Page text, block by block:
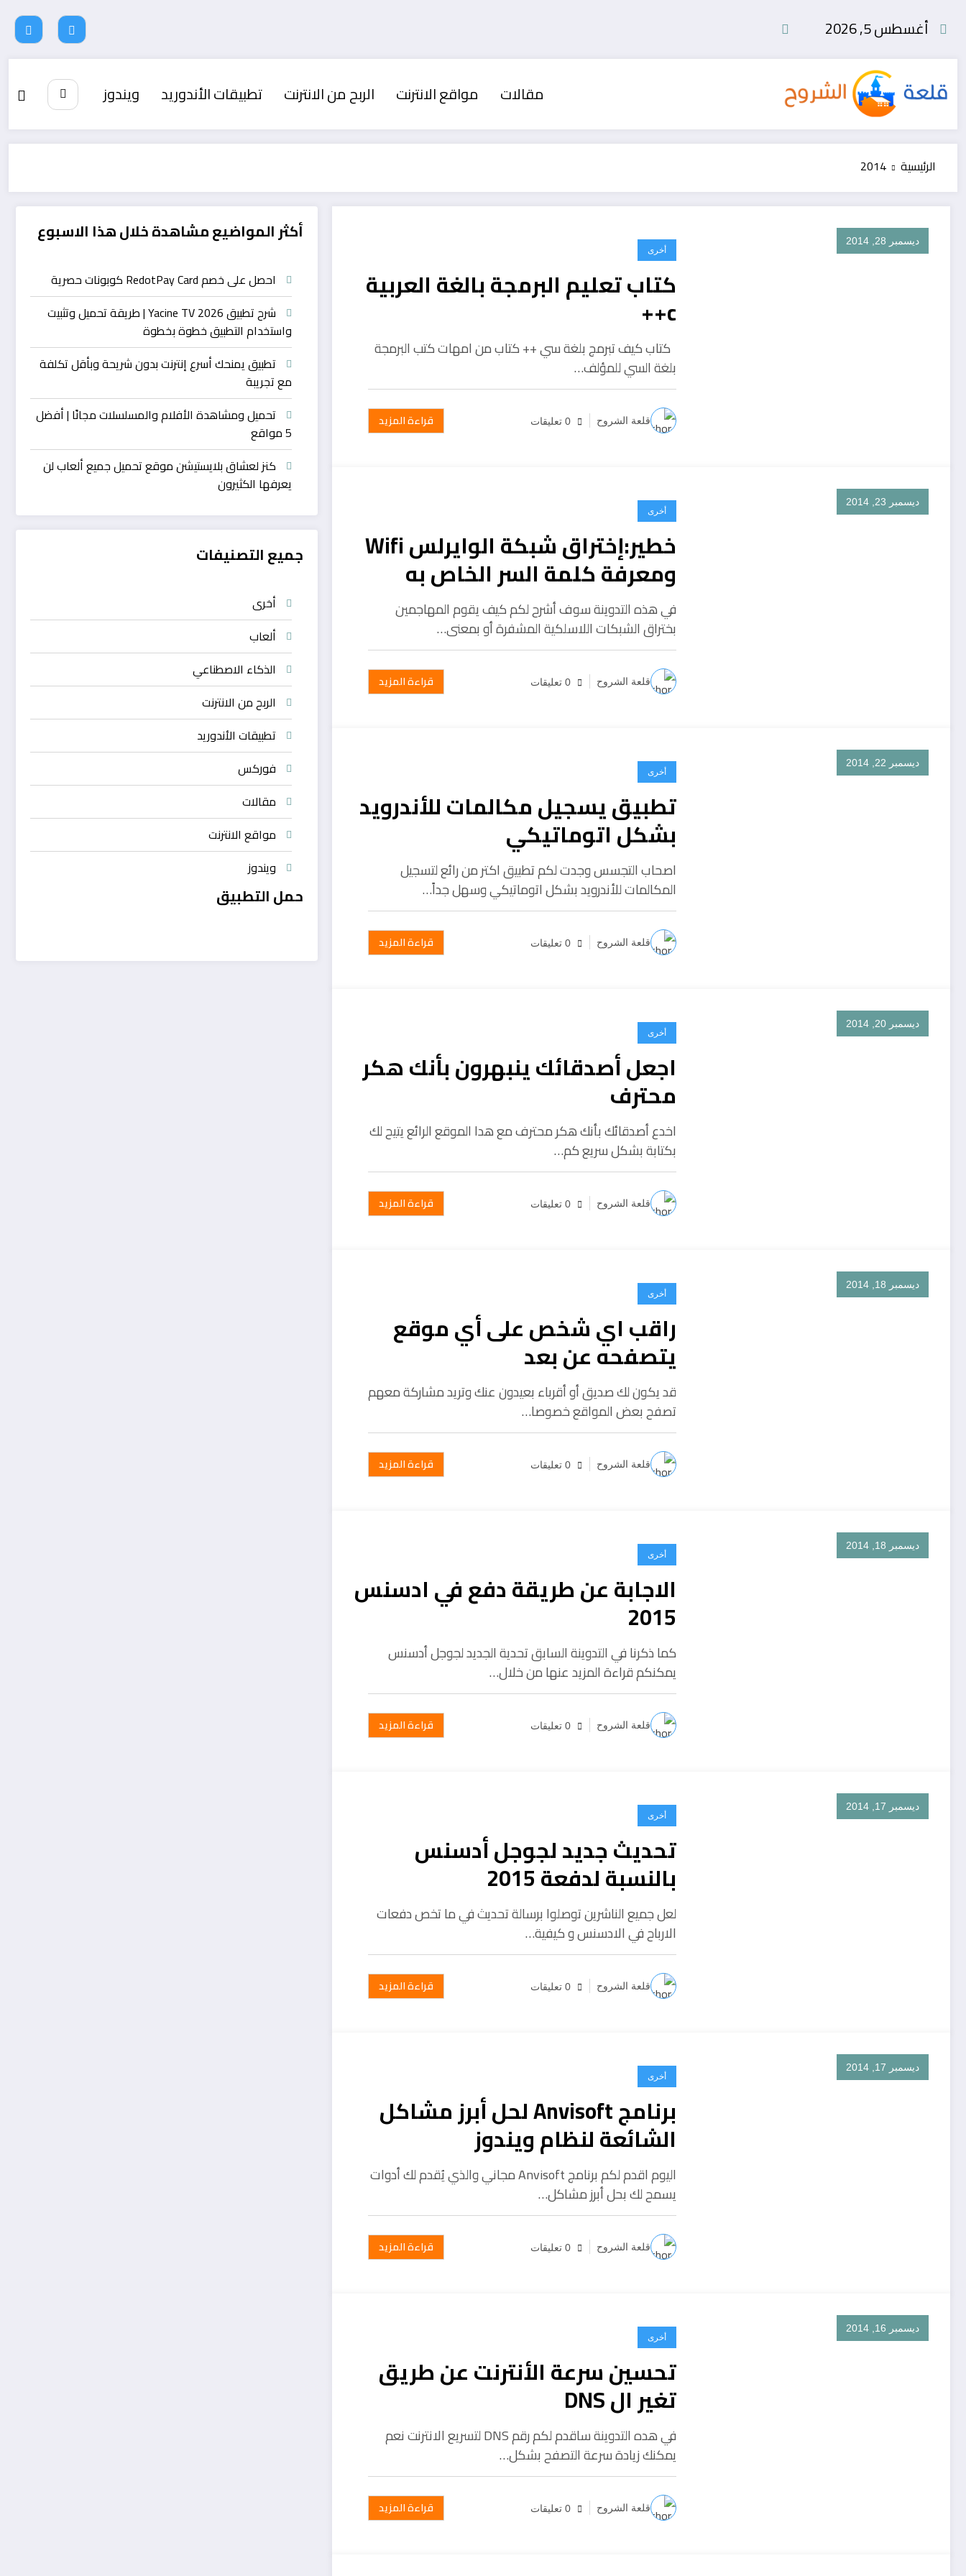
أغسطس 5, 2026
مقالات مواقع الانترنت الربح من الانترنت تطبيقات الأندوريد ويندوز
الرئيسية 2014
ديسمبر 28, 2014
أخرى
كتاب تعليم البرمجة بالغة العربية
c++
كتاب كيف تبرمج بلغة سي ++ كتاب من امهات كتب البرمجة
بلغة السي للمؤلف…
قلعة الشروح 0 تعليقات قراءة المزيد
ديسمبر 23, 2014
أخرى
خطير:إختراق شبكة الوايرلس Wifi
ومعرفة كلمة السر الخاص به
في هذه التدوينة سوف أشرح لكم كيف يقوم المهاجمين
بختراق الشبكات اللاسلكية المشفرة أو بمعنى…
قلعة الشروح 0 تعليقات قراءة المزيد
ديسمبر 22, 2014
أخرى
تطبيق يسجيل مكالمات للأندرويد
بشكل اتوماتيكي
اصحاب التجسس وجدت لكم تطبيق اكتر من رائع لتسجيل
المكالمات للأندرويد بشكل اتوماتيكي وسهل جداً…
قلعة الشروح 0 تعليقات قراءة المزيد
ديسمبر 20, 2014
أخرى
اجعل أصدقائك ينبهرون بأنك هكر
محترف
اخدع أصدقائك بأنك هكر محترف مع هدا الموقع الرائع يتيح لك
بكتابة بشكل سريع كم…
قلعة الشروح 0 تعليقات قراءة المزيد
ديسمبر 18, 2014
أخرى
راقب اي شخص على أي موقع
يتصفحه عن بعد
قد يكون لك صديق أو أقرباء بعيدون عنك وتريد مشاركة معهم
تصفح بعض المواقع خصوصا…
قلعة الشروح 0 تعليقات قراءة المزيد
ديسمبر 18, 2014
أخرى
الاجابة عن طريقة دفع في ادسنس
2015
كما ذكرنا في التدوينة السابق تحدية الجديد لجوجل أدسنس
يمكنكم قراءة المزيد عنها من خلال…
قلعة الشروح 0 تعليقات قراءة المزيد
ديسمبر 17, 2014
أخرى
تحديث جديد لجوجل أدسنس
بالنسبة لدفعة 2015
لعل جميع الناشرين توصلوا برسالة تحديث في ما تخص دفعات
الارباح في الادسنس و كيفية…
قلعة الشروح 0 تعليقات قراءة المزيد
ديسمبر 17, 2014
أخرى
برنامج Anvisoft لحل أبرز مشاكل
الشائعة لنظام ويندوز
اليوم اقدم لكم برنامج Anvisoft مجاني والذي يُقدم لك أدوات
يسمح لك بحل أبرز مشاكل…
قلعة الشروح 0 تعليقات قراءة المزيد
ديسمبر 16, 2014
أخرى
تحسين سرعة الأنترنت عن طريق
تغير ال DNS
في هده التدوينة ساقدم لكم رقم DNS لتسريع الانترنت نعم
يمكنك زيادة سرعة التصفح بشكل…
قلعة الشروح 0 تعليقات قراءة المزيد
أكثر المواضيع مشاهدة خلال هذا الاسبوع
احصل على خصم RedotPay Card كوبونات حصرية
شرح تطبيق Yacine TV 2026 | طريقة تحميل وتثبيت
واستخدام التطبيق خطوة بخطوة
تطبيق يمنحك أسرع إنترنت بدون شريحة وبأقل تكلفة
مع تجريبة
تحميل ومشاهدة الأفلام والمسلسلات مجانًا | أفضل
5 مواقع
كنز لعشاق بلايستيشن موقع تحميل جميع ألعاب لن
يعرفها الكثيرون
جميع التصنيفات
أخرى
ألعاب
الذكاء الاصطناعي
الربح من الانترنت
تطبيقات الأندوريد
فوركس
مقالات
مواقع الانترنت
ويندوز
حمل التطبيق